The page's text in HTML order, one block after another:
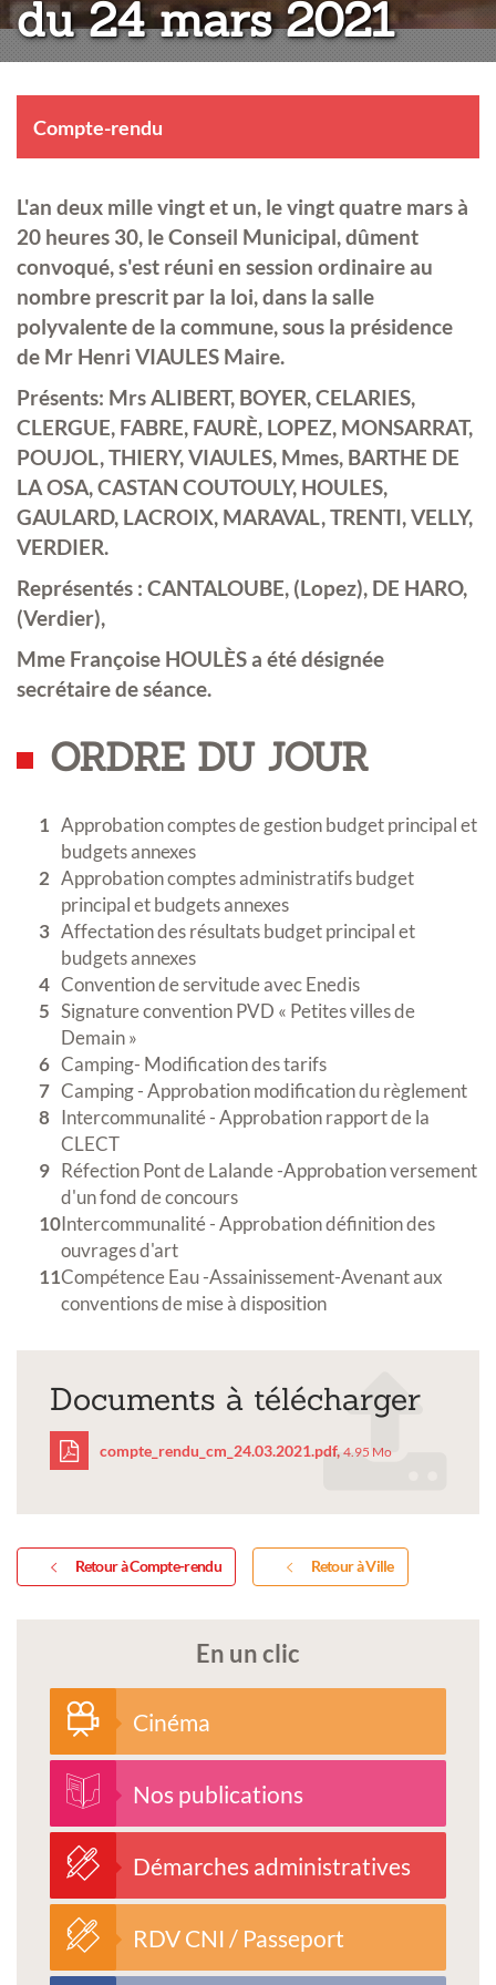
du 24 mars 2021
Compte-rendu
L'an deux mille vingt et un, le vingt quatre mars à
20 heures 30, le Conseil Municipal, dûment
convoqué, s'est réuni en session ordinaire au
nombre prescrit par la loi, dans la salle
polyvalente de la commune, sous la présidence
de Mr Henri VIAULES Maire.
Présents: Mrs ALIBERT, BOYER, CELARIES,
CLERGUE, FABRE, FAURÈ, LOPEZ, MONSARRAT,
POUJOL, THIERY, VIAULES, Mmes, BARTHE DE
LA OSA, CASTAN COUTOULY, HOULES,
GAULARD, LACROIX, MARAVAL, TRENTI, VELLY,
VERDIER.
Représentés : CANTALOUBE, (Lopez), DE HARO,
(Verdier),
Mme Françoise HOULÈS a été désignée
secrétaire de séance.
ORDRE DU JOUR
Approbation comptes de gestion budget principal et
budgets annexes
Approbation comptes administratifs budget
principal et budgets annexes
Affectation des résultats budget principal et
budgets annexes
Convention de servitude avec Enedis
Signature convention PVD « Petites villes de
Demain »
Camping- Modification des tarifs
Camping - Approbation modification du règlement
Intercommunalité - Approbation rapport de la
CLECT
Réfection Pont de Lalande -Approbation versement
d'un fond de concours
Intercommunalité - Approbation définition des
ouvrages d'art
Compétence Eau -Assainissement-Avenant aux
conventions de mise à disposition
Documents à télécharger
compte_rendu_cm_24.03.2021.pdf, 4.95 Mo
Retour à Compte-rendu Retour à Ville
En un clic
Cinéma
Nos publications
Démarches administratives
RDV CNI / Passeport